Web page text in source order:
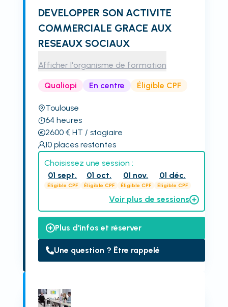
DEVELOPPER SON ACTIVITE
COMMERCIALE GRACE AUX
RESEAUX SOCIAUX
Afficher l'organisme de formation
Qualiopi En centre Éligible CPF
Toulouse
64 heures
2600€ HT / stagiaire
10 places restantes
Choisissez une session :
01 sept.
Éligible CPF
01 oct.
Éligible CPF
01 nov.
Éligible CPF
01 déc.
Éligible CPF
Voir plus de sessions
Plus d'infos et réserver
Une question ? Être rappelé